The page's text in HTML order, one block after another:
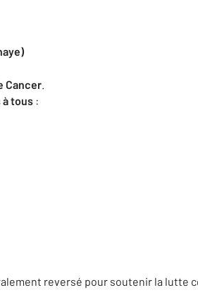
Cancer.
tous :
reversé pour soutenir la lutte